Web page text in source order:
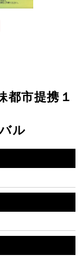
都市提携１
ル